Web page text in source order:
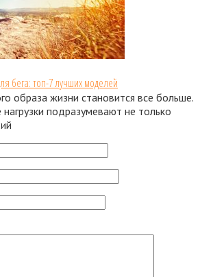
бега: топ-7 лучших моделей
образа жизни становится все больше.
подразумевают не только